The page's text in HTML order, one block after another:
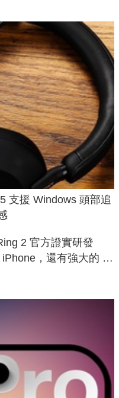
支援 Windows 頭部追
2 官方證實研發
，還有強大的 AI
功能